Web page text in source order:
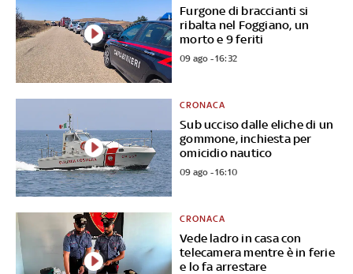
Furgone di braccianti si
ribalta nel Foggiano, un
morto e 9 feriti
09 ago - 16:32
Sub ucciso dalle eliche di un
gommone, inchiesta per
omicidio nautico
CRONACA
09 ago - 16:10
Vede ladro in casa con
telecamera mentre è in ferie
e lo fa arrestare
CRONACA